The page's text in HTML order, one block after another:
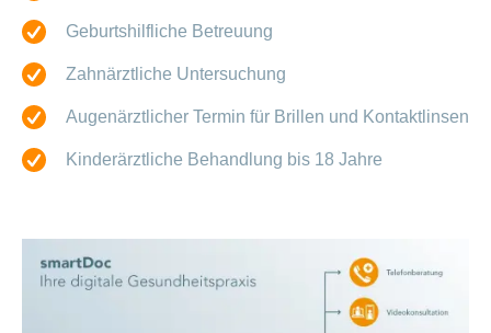
Geburtshilfliche Betreuung
Zahnärztliche Untersuchung
Augenärztlicher Termin für Brillen und Kontaktlinsen
Kinderärztliche Behandlung bis 18 Jahre